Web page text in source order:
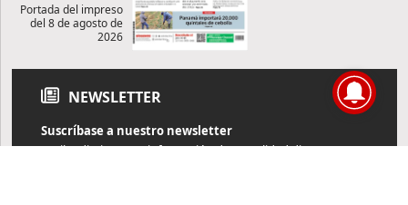
Portada del impreso
del 8 de agosto de
2026
NEWSLETTER
Suscríbase a nuestro newsletter
Reciba diariamente información de actualidad directamente en